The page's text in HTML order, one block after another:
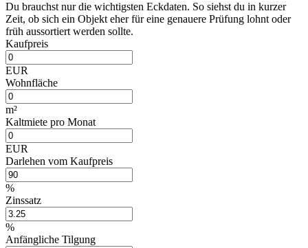
Du brauchst nur die wichtigsten Eckdaten. So siehst du in kurzer
Zeit, ob sich ein Objekt eher für eine genauere Prüfung lohnt oder
früh aussortiert werden sollte.
Kaufpreis
EUR
Wohnfläche
m²
Kaltmiete pro Monat
EUR
Darlehen vom Kaufpreis
%
Zinssatz
%
Anfängliche Tilgung